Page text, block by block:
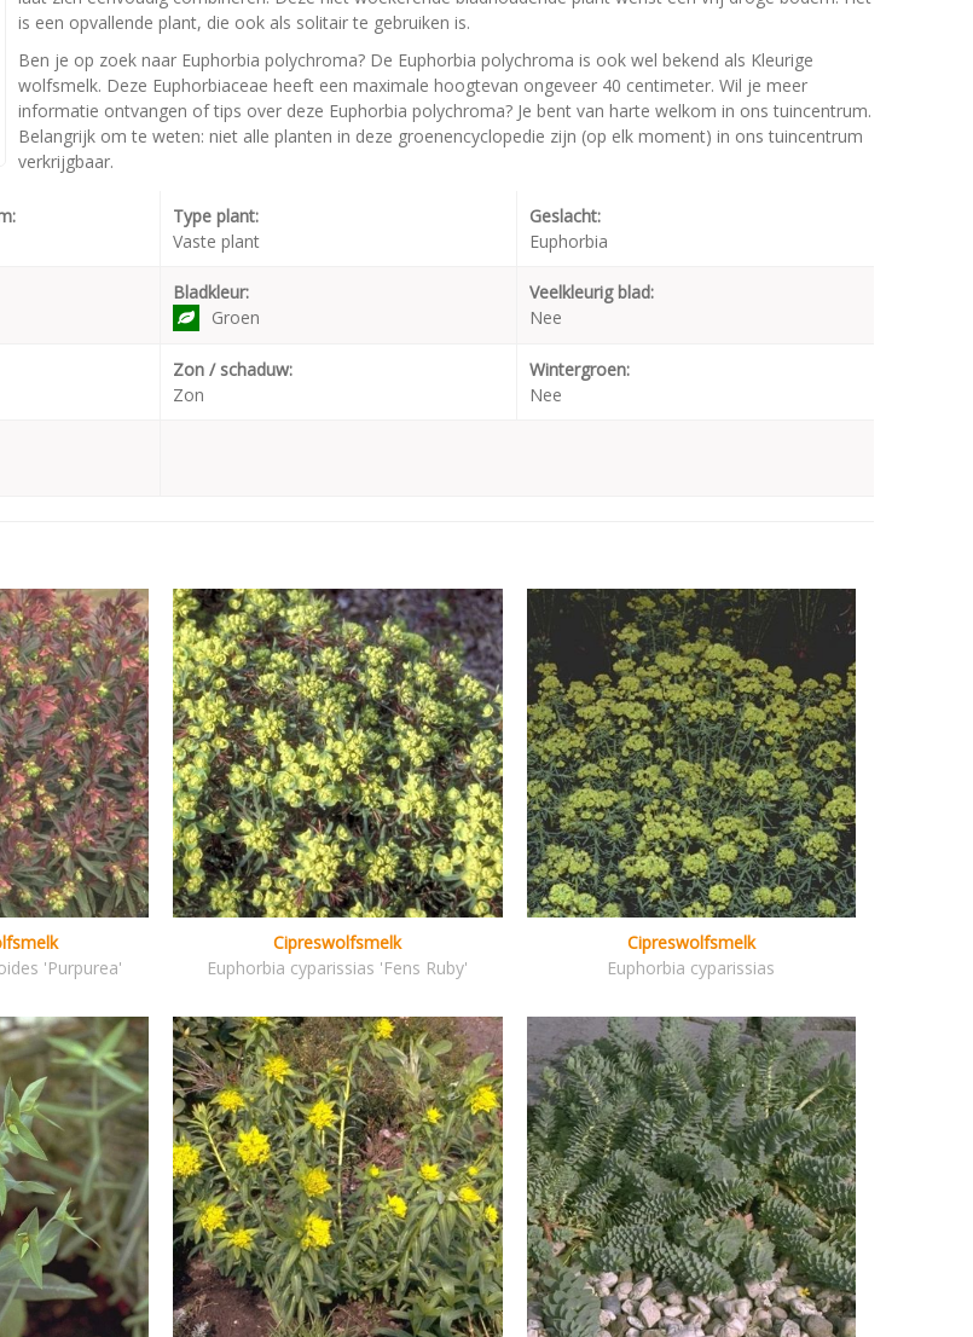
is een opvallende plant, die ook als solitair te gebruiken is.
Ben je op zoek naar Euphorbia polychroma? De Euphorbia polychroma is ook wel bekend als Kleurige
wolfsmelk. Deze Euphorbiaceae heeft een maximale hoogtevan ongeveer 40 centimeter. Wil je meer
informatie ontvangen of tips over deze Euphorbia polychroma? Je bent van harte welkom in ons tuincentrum.
Belangrijk om te weten: niet alle planten in deze groenencyclopedie zijn (op elk moment) in ons tuincentrum
verkrijgbaar.
Type plant:
Vaste plant
Geslacht:
Euphorbia
Bladkleur:
Groen
Veelkleurig blad:
Nee
Zon / schaduw:
Zon
Wintergroen:
Nee
'Purpurea'
Cipreswolfsmelk
Euphorbia cyparissias 'Fens Ruby'
Cipreswolfsmelk
Euphorbia cyparissias